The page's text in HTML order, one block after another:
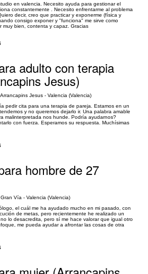
en valencia. Necesito ayuda para gestionar el
constantemente . Necesito enfrentarme al problema
decir, creo que practicar y exponerme (física y
consigo exponer y "funciona" me sirve como
muy bien, contenta y capaz. Gracias
adulto con terapia
Jesus)
Jesus - Valencia (Valencia)
pedir cita para una terapia de pareja. Estamos en un
y no queremos dejarlo ir. Una palabra amable
malinterpretada nos hunde. Podría ayudarnos?
con fuerza. Esperamos su respuesta. Muchísimas
hombre de 27
Vía - Valencia (Valencia)
el cuál me ha ayudado mucho en mi pasado, con
de metas, pero recientemente he realizado un
lo desacredita, pero sí me hace valorar que igual otro
me pueda ayudar a afrontar las cosas de otra